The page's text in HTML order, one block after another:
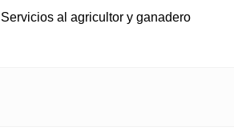
Servicios al agricultor y ganadero